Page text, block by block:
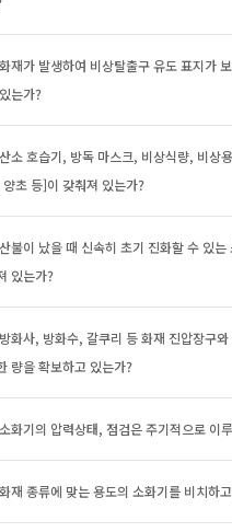
재가 발생하여 비상탈출구 유도 표지가
는가?
소 호습기, 방독 마스크, 비상식량, 비상
초 등]이 갖춰져 있는가?
불이 났을 때 신속히 초기 진화할 수 있는
있는가?
화사, 방화수, 갈쿠리 등 화재 진압장구와
량을 확보하고 있는가?
화기의 압력상태, 점검은 주기적으로 이
재 종류에 맞는 용도의 소화기를 비치하